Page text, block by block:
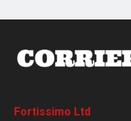
Fortissimo Ltd